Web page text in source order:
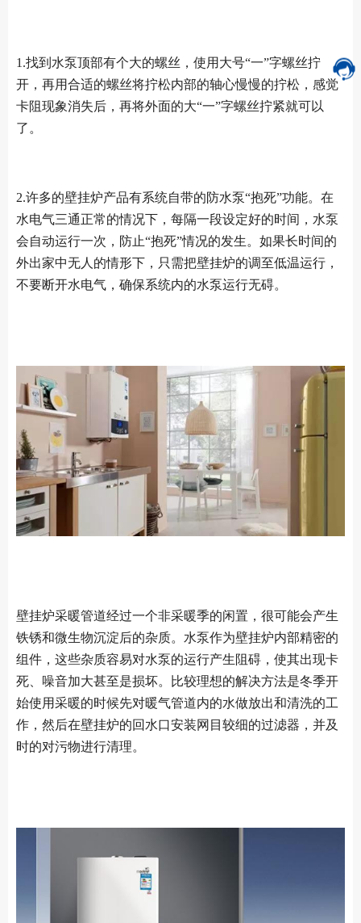
1.找到水泵顶部有个大的螺丝，使用大号“一”字螺丝拧
开，再用合适的螺丝将拧松内部的轴心慢慢的拧松，感觉
卡阻现象消失后，再将外面的大“一”字螺丝拧紧就可以
了。
2.许多的壁挂炉产品有系统自带的防水泵“抱死”功能。在
水电气三通正常的情况下，每隔一段设定好的时间，水泵
会自动运行一次，防止“抱死”情况的发生。如果长时间的
外出家中无人的情形下，只需把壁挂炉的调至低温运行，
不要断开水电气，确保系统内的水泵运行无碍。
壁挂炉采暖管道经过一个非采暖季的闲置，很可能会产生
铁锈和微生物沉淀后的杂质。水泵作为壁挂炉内部精密的
组件，这些杂质容易对水泵的运行产生阻碍，使其出现卡
死、噪音加大甚至是损坏。比较理想的解决方法是冬季开
始使用采暖的时候先对暖气管道内的水做放出和清洗的工
作，然后在壁挂炉的回水口安装网目较细的过滤器，并及
时的对污物进行清理。